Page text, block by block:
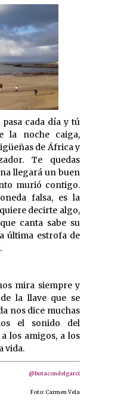
cada día y tú
la noche caiga,
de África y
Te quedas
llegará un buen
murió contigo.
falsa, es la
decirte algo,
canta sabe su
última estrofa de
mira siempre y
la llave que se
nos dice muchas
el sonido del
los amigos, a los
vida.
@butacondelgarci
Foto: Carmen Vela